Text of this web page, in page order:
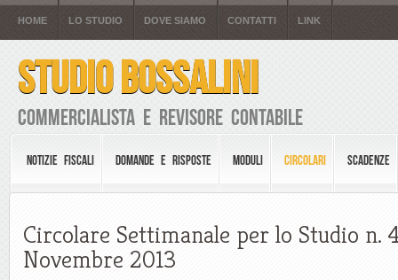
HOME LO STUDIO DOVE SIAMO CONTATTI LINK
STUDIO BOSSALINI
Commercialista e Revisore Contabile
NOTIZIE FISCALI DOMANDE E RISPOSTE MODULI CIRCOLARI SCADENZE
Circolare Settimanale per lo Studio n.
Novembre 2013